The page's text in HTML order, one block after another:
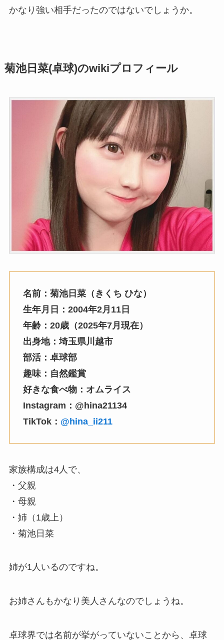
かなり強い相手だったのではないでしょうか。
菊池日菜(卓球)のwikiプロフィール
名前：菊池日菜（きくち ひな）
生年月日：2004年2月11日
年齢：20歳（2025年7月現在）
出身地：埼玉県川越市
部活：卓球部
趣味：自然鑑賞
好きな食べ物：オムライス
Instagram：@hina21134
TikTok： @hina_ii211
家族構成は4人で、
・父親
・母親
・姉（1歳上）
・菊池日菜
姉が1人いるのですね。
お姉さんもかなり美人さんなのでしょうね。
卓球界では名前が挙がっていないことから、卓球